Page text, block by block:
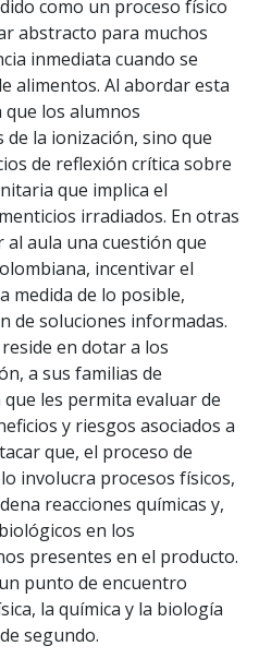
como un proceso físico
abstracto para muchos
inmediata cuando se
alimentos. Al abordar esta
que los alumnos
la ionización, sino que
de reflexión crítica sobre
que implica el
irradiados. En otras
aula una cuestión que
incentivar el
medida de lo posible,
de soluciones informadas.
reside en dotar a los
a sus familias de
les permita evaluar de
y riesgos asociados a
que, el proceso de
involucra procesos físicos,
reacciones químicas y,
en los
presentes en el producto.
punto de encuentro
la química y la biología
segundo.